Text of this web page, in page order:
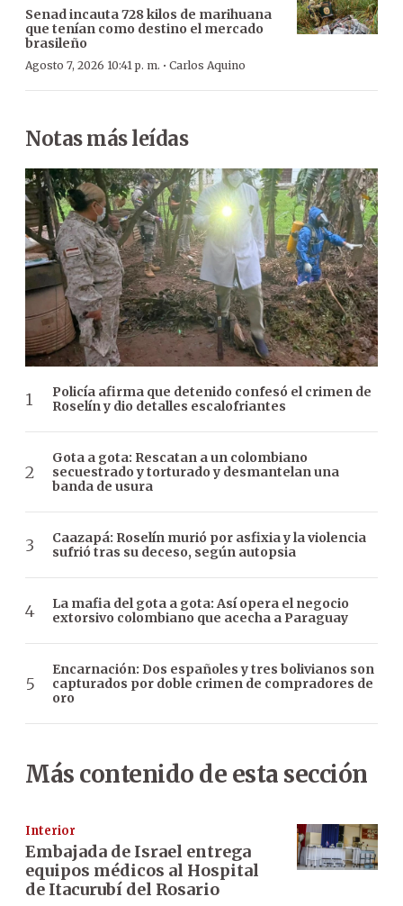
Senad incauta 728 kilos de marihuana
que tenían como destino el mercado
brasileño
Agosto 7, 2026 10:41 p. m. · Carlos Aquino
Notas más leídas
Policía afirma que detenido confesó el crimen de
Roselín y dio detalles escalofriantes
Gota a gota: Rescatan a un colombiano
secuestrado y torturado y desmantelan una
banda de usura
Caazapá: Roselín murió por asfixia y la violencia
sufrió tras su deceso, según autopsia
La mafia del gota a gota: Así opera el negocio
extorsivo colombiano que acecha a Paraguay
Encarnación: Dos españoles y tres bolivianos son
capturados por doble crimen de compradores de
oro
Más contenido de esta sección
Interior
Embajada de Israel entrega
equipos médicos al Hospital
de Itacurubí del Rosario